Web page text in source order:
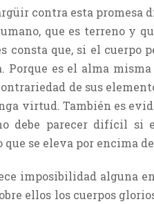
contra esta
que es terreno y
consta que, si el cuerpo
Porque es el alma
de sus
virtud. También es
debe parecer difícil si
que se eleva por encima
imposibilidad alguna
ellos los cuerpos